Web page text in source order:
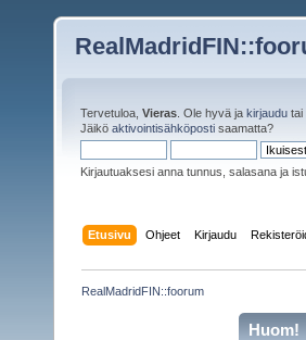
Tervetuloa, Vieras . Ole hyvä ja kirjaudu tai
Jäikö aktivointisähköposti saamatta?
Kirjautuaksesi anna tunnus, salasana ja
Etusivu Ohjeet Kirjaudu
RealMadridFIN::foorum
Huom!